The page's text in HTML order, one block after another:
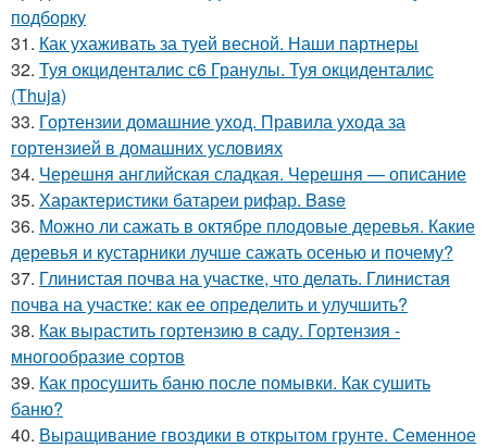
подборку
31. Как ухаживать за туей весной. Наши партнеры
32. Туя окциденталис с6 Гранулы. Туя окциденталис
(Thuja)
33. Гортензии домашние уход. Правила ухода за
гортензией в домашних условиях
34. Черешня английская сладкая. Черешня — описание
35. Характеристики батареи рифар. Base
36. Можно ли сажать в октябре плодовые деревья. Какие
деревья и кустарники лучше сажать осенью и почему?
37. Глинистая почва на участке, что делать. Глинистая
почва на участке: как ее определить и улучшить?
38. Как вырастить гортензию в саду. Гортензия -
многообразие сортов
39. Как просушить баню после помывки. Как сушить
баню?
40. Выращивание гвоздики в открытом грунте. Семенное